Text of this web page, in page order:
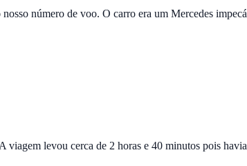
número de voo. O carro era um Mercedes
levou cerca de 2 horas e 40 minutos pois